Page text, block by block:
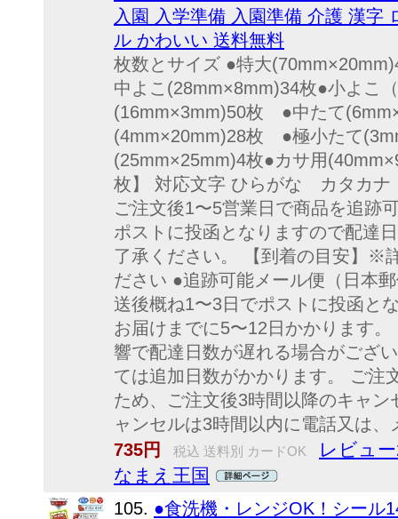
入園 入学準備 入園準備 介護 漢字
ル かわいい 送料無料
枚数とサイズ ●特大
中よこ(28mm×8mm)34枚●小よこ
(16mm×3mm)50枚 ●中たて
(4mm×20mm)28枚 ●極小たて
(25mm×25mm)4枚●カサ用
枚】 対応文字 ひらがな カタカ
ご注文後1〜5営業日で商品を追跡
ポストに投函となりますので配達
了承ください。 【到着の目安】※
ださい ●追跡可能メール便（日本
送後概ね1〜3日でポストに投函と
お届けまでに5〜12日かかります
響で配達日数が遅れる場合がござ
ては追加日数がかかります。 ご注
ため、ご注文後3時間以降のキャ
ャンセルは3時間以内に電話又は
735円
税込 送料別 カードOK
レビュ
なまえ王国
105. ●食洗機・レンジOK！シール